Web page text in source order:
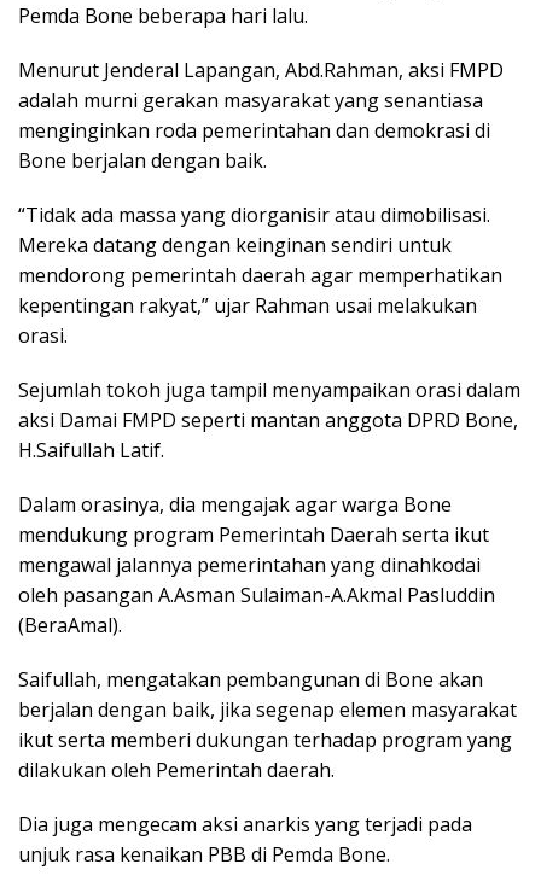
Pemda Bone beberapa hari lalu.
Menurut Jenderal Lapangan, Abd.Rahman, aksi FMPD
adalah murni gerakan masyarakat yang senantiasa
menginginkan roda pemerintahan dan demokrasi di
Bone berjalan dengan baik.
“Tidak ada massa yang diorganisir atau dimobilisasi.
Mereka datang dengan keinginan sendiri untuk
mendorong pemerintah daerah agar memperhatikan
kepentingan rakyat,” ujar Rahman usai melakukan
orasi.
Sejumlah tokoh juga tampil menyampaikan orasi dalam
aksi Damai FMPD seperti mantan anggota DPRD Bone,
H.Saifullah Latif.
Dalam orasinya, dia mengajak agar warga Bone
mendukung program Pemerintah Daerah serta ikut
mengawal jalannya pemerintahan yang dinahkodai
oleh pasangan A.Asman Sulaiman-A.Akmal Pasluddin
(BeraAmal).
Saifullah, mengatakan pembangunan di Bone akan
berjalan dengan baik, jika segenap elemen masyarakat
ikut serta memberi dukungan terhadap program yang
dilakukan oleh Pemerintah daerah.
Dia juga mengecam aksi anarkis yang terjadi pada
unjuk rasa kenaikan PBB di Pemda Bone.